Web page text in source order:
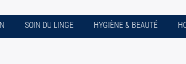
SOIN DU LINGE HYGIÈNE & BEAUTÉ